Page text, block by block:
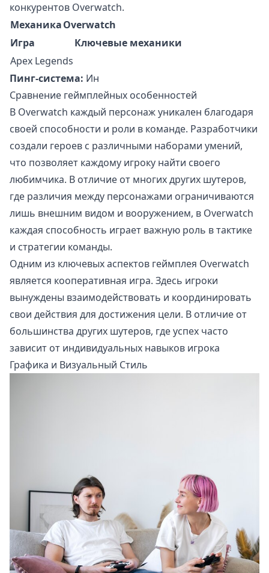
конкурентов Overwatch.
МеханикаOverwatch
Игра
Ключевые механики
Apex Legends
Пинг-система: Ин
Сравнение геймплейных особенностей
В Overwatch каждый персонаж уникален благодаря
своей способности и роли в команде. Разработчики
создали героев с различными наборами умений,
что позволяет каждому игроку найти своего
любимчика. В отличие от многих других шутеров,
где различия между персонажами ограничиваются
лишь внешним видом и вооружением, в Overwatch
каждая способность играет важную роль в тактике
и стратегии команды.
Одним из ключевых аспектов геймплея Overwatch
является кооперативная игра. Здесь игроки
вынуждены взаимодействовать и координировать
свои действия для достижения цели. В отличие от
большинства других шутеров, где успех часто
зависит от индивидуальных навыков игрока
Графика и Визуальный Стиль